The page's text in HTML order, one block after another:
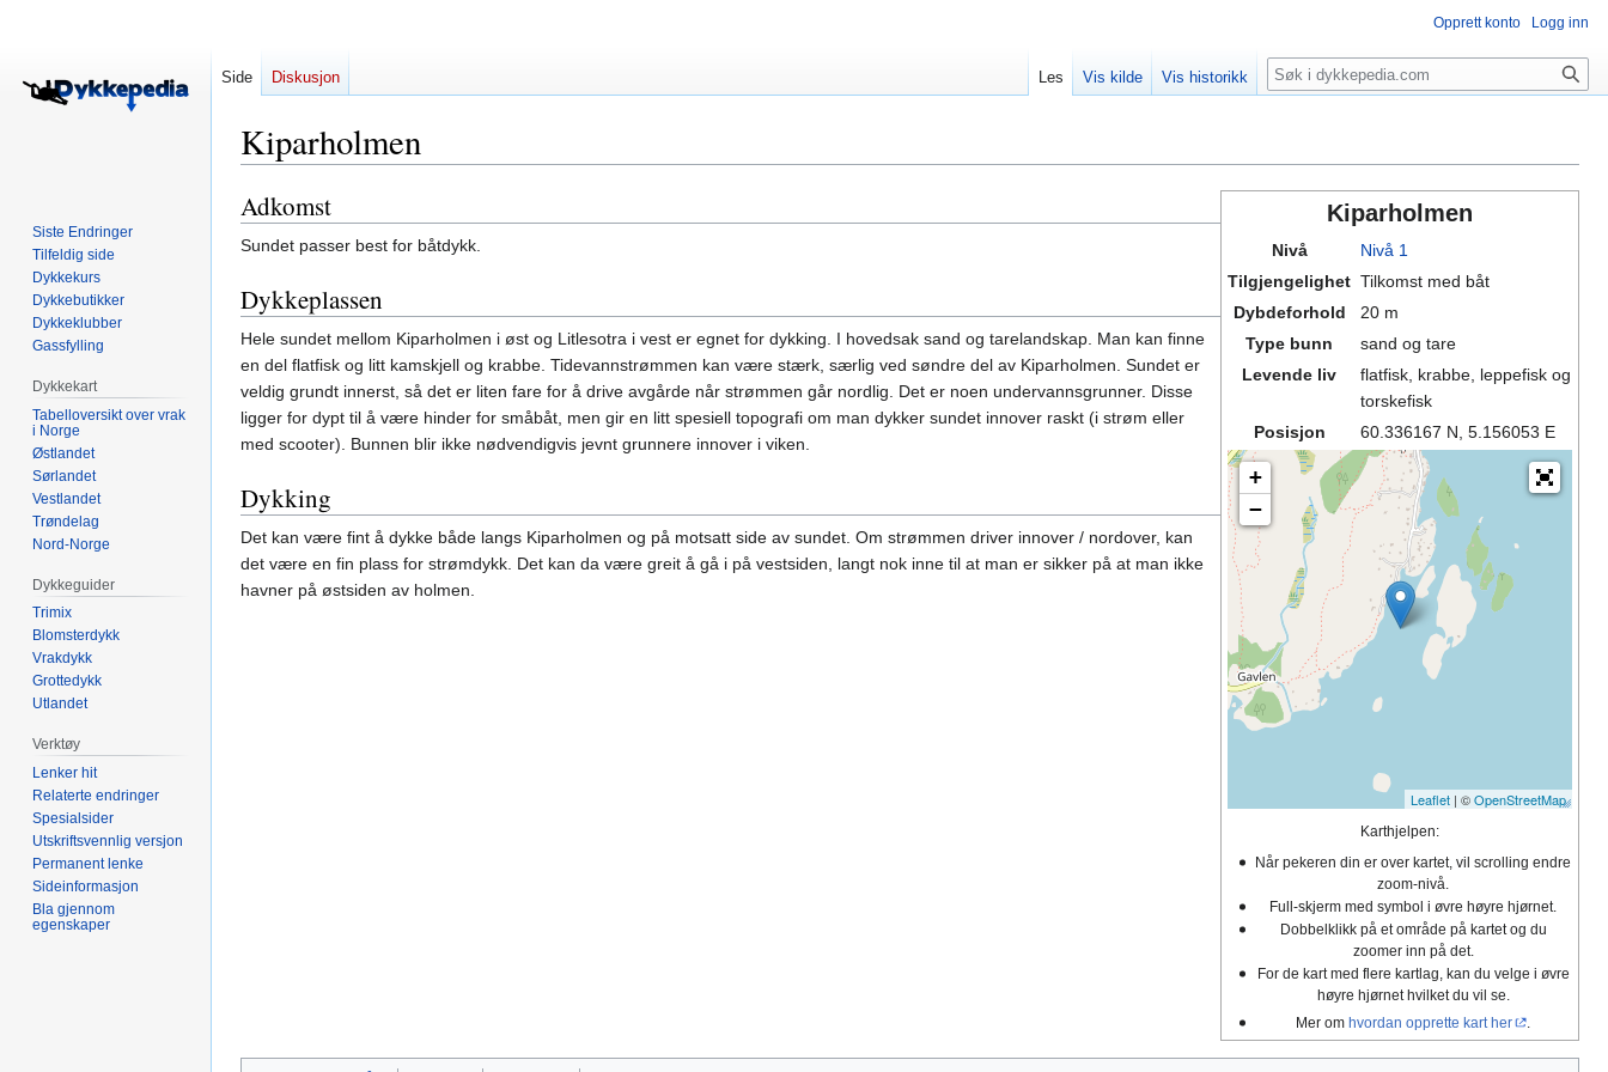
Kiparholmen
Hopp
til
navigering
Hopp
til
søk
Kiparholmen
Nivå
Nivå 1
Tilgjengelighet Tilkomst med båt
Dybdeforhold
20 m
Type bunn
sand og tare
Levende liv
flatfisk, krabbe, leppefisk og
torskefisk
Posisjon
60.336167 N, 5.156053 E
+
−
Leaflet | ©OpenStreetMap
Karthjelpen:
Når pekeren din er over kartet, vil scrolling endre
zoom-nivå.
Full-skjerm med symbol i øvre høyre hjørnet.
Dobbelklikk på et område på kartet og du
zoomer inn på det.
For de kart med flere kartlag, kan du velge i øvre
høyre hjørnet hvilket du vil se.
Mer omhvordan opprette kart her
Adkomst
Sundet passer best for båtdykk.
Dykkeplassen
Hele sundet mellom Kiparholmen i øst og Litlesotra i vest er egnet for dykking. I hovedsak sand og tarelandskap. Man kan finne
en del flatfisk og litt kamskjell og krabbe. Tidevannstrømmen kan være stærk, særlig ved søndre del av Kiparholmen. Sundet er
veldig grundt innerst, så det er liten fare for å drive avgårde når strømmen går nordlig. Det er noen undervannsgrunner. Disse
ligger for dypt til å være hinder for småbåt, men gir en litt spesiell topografi om man dykker sundet innover raskt (i strøm eller
med scooter). Bunnen blir ikke nødvendigvis jevnt grunnere innover i viken.
Dykking
Det kan være fint å dykke både langs Kiparholmen og på motsatt side av sundet. Om strømmen driver innover / nordover, kan
det være en fin plass for strømdykk. Det kan da være greit å gå i på vestsiden, langt nok inne til at man er sikker på at man ikke
havner på østsiden av holmen.
Opprett konto Logg inn
Side Diskusjon Les Vis kilde Vis historikk Søk
Siste Endringer
Tilfeldig side
Dykkekurs
Dykkebutikker
Dykkeklubber
Gassfylling
Dykkekart
Tabelloversikt over vrak
i Norge
Østlandet
Sørlandet
Vestlandet
Trøndelag
Nord-Norge
Dykkeguider
Trimix
Blomsterdykk
Vrakdykk
Grottedykk
Utlandet
Verktøy
Lenker hit
Relaterte endringer
Spesialsider
Utskriftsvennlig versjon
Permanent lenke
Sideinformasjon
Bla gjennom
egenskaper